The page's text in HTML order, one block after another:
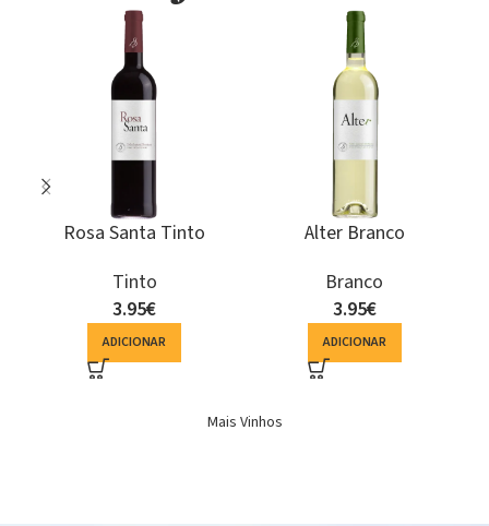
Terras de Monforte
Branco
Branco
6.94€
Herdade do Perdigão
Espumante
10.15€
ADICIONAR